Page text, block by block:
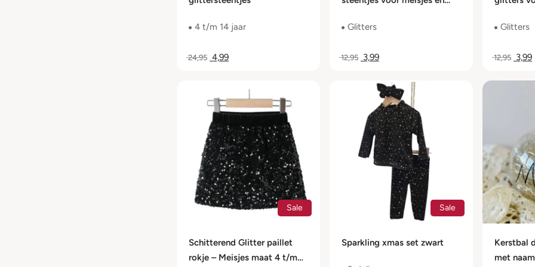
4 t/m 14 jaar
24,95 4,99
Glitters
12,95 3,99
Glitters
12,95 3,99
Sale
Schitterend Glitter paillet
rokje – Meisjes maat 4 t/m
Sale
Sparkling xmas set zwart
Kerstbal
met